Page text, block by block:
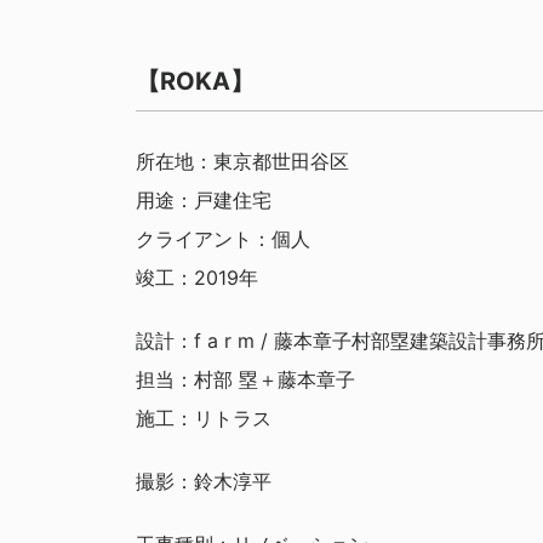
【ROKA】
所在地：東京都世田谷区
用途：戸建住宅
クライアント：個人
竣工：2019年
設計：f a r m / 藤本章子村部塁建築設計事務
担当：村部 塁＋藤本章子
施工：リトラス
撮影：鈴木淳平